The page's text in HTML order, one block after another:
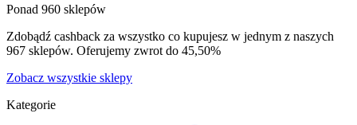
Ponad 960 sklepów
Zdobądź cashback za wszystko co kupujesz w jednym z naszych
967 sklepów. Oferujemy zwrot do 45,50%
Zobacz wszystkie sklepy
Kategorie